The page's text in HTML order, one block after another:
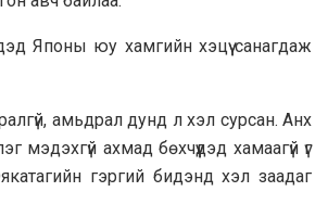
Японы юу хамгийн хэцүү санагдаж
амьдрал дунд л хэл сурсан. Анх
мэдэхгүй ахмад бөхчүүдэд хамаагүй үг
гэргий бидэнд хэл заадаг